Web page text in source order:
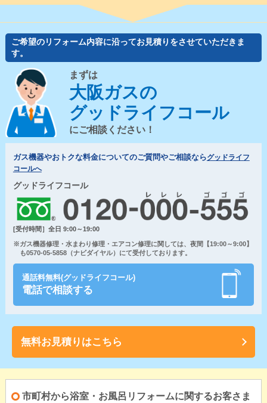
ご希望のリフォーム内容に沿ってお見積りをさせていただきま
す。
まずは
大阪ガスの
グッドライフコール
にご相談ください！
ガス機器やおトクな料金についてのご質問やご相談ならグッドライフ
コールへ
グッドライフコール
[受付時間］全日 9:00～19:00
※ガス機器修理・水まわり修理・エアコン修理に関しては、夜間【19:00～9:00】
も0570-05-5858（ナビダイヤル）にて受付しております。
通話料無料(グッドライフコール)
電話で相談する
無料お見積りはこちら
市町村から浴室・お風呂リフォームに関するお客さま